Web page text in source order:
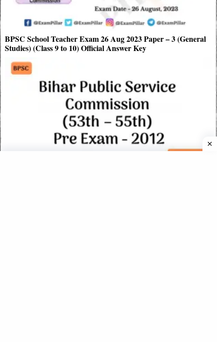
BPSC School Teacher Exam 26 Aug 2023 Paper – 3 (General
Studies) (Class 9 to 10) Official Answer Key